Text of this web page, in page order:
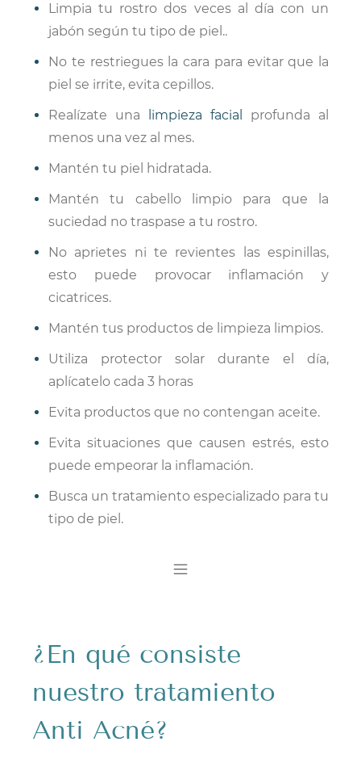
Limpia tu rostro dos veces al día con un
jabón según tu tipo de piel..
No te restriegues la cara para evitar que la
piel se irrite, evita cepillos.
Realízate una
limpieza facial
profunda al
menos una vez al mes.
Mantén tu piel hidratada.
Mantén tu cabello limpio para que la
suciedad no traspase a tu rostro.
No aprietes ni te revientes las espinillas,
esto puede provocar inflamación y
cicatrices.
Mantén tus productos de limpieza limpios.
Utiliza protector solar durante el día,
aplícatelo cada 3 horas
Evita productos que no contengan aceite.
Evita situaciones que causen estrés, esto
puede empeorar la inflamación.
Busca un tratamiento especializado para tu
tipo de piel.
​¿​En qué consiste
nuestro tratamiento
Anti Acné?